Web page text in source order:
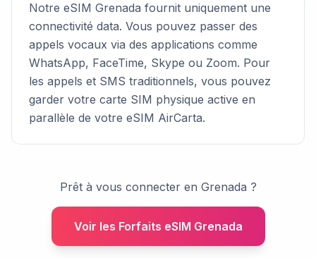
Notre eSIM Grenada fournit uniquement une
connectivité data. Vous pouvez passer des
appels vocaux via des applications comme
WhatsApp, FaceTime, Skype ou Zoom. Pour
les appels et SMS traditionnels, vous pouvez
garder votre carte SIM physique active en
parallèle de votre eSIM AirCarta.
Prêt à vous connecter en Grenada ?
Voir les Forfaits eSIM Grenada